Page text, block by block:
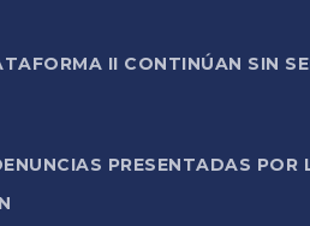
II CONTINÚAN SIN
PRESENTADAS